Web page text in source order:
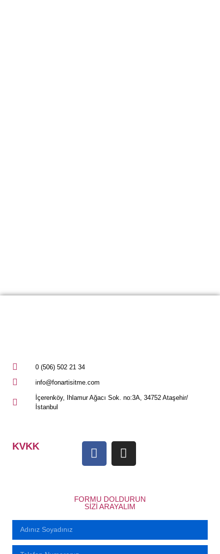
0 (506) 502 21 34
info@fonartisitme.com
İçerenköy, Ihlamur Ağacı Sok. no:3A, 34752 Ataşehir/
İstanbul
KVKK
FORMU DOLDURUN
SIZI ARAYALIM